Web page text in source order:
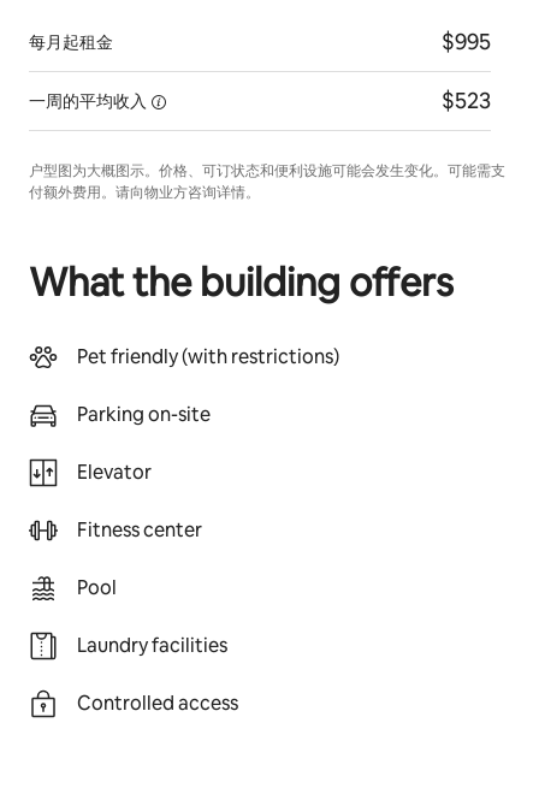
每月起租金 $995
一周的平均收入 $523
户型图为大概图示。价格、可订状态和便利设施可能会发生变化。可能需支
付额外费用。请向物业方咨询详情。
What the building offers
Pet friendly (with restrictions)
Parking on-site
Elevator
Fitness center
Pool
Laundry facilities
Controlled access